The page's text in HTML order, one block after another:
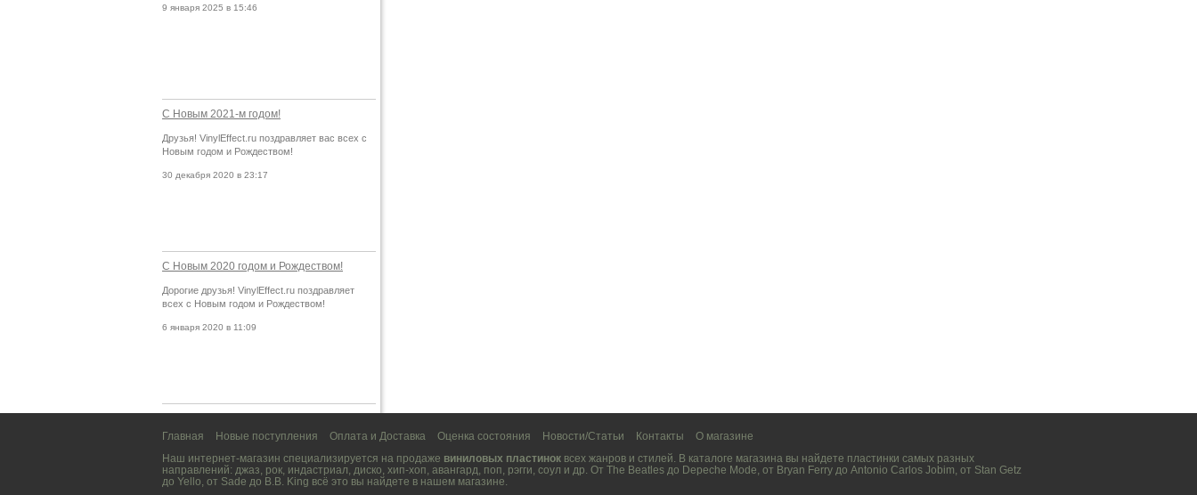
9 января 2025 в 15:46
С Новым 2021-м годом!
Друзья! VinylEffect.ru поздравляет вас всех с
Новым годом и Рождеством!
30 декабря 2020 в 23:17
С Новым 2020 годом и Рождеством!
Дорогие друзья! VinylEffect.ru поздравляет
всех с Новым годом и Рождеством!
6 января 2020 в 11:09
Главная Новые поступления Оплата и Доставка Оценка состояния Новости/Статьи Контакты
О магазине
Наш интернет-магазин специализируется на продаже виниловых пластинок всех жанров и стилей. В каталоге магазина вы найдете пластинки самых разных
направлений: джаз, рок, индастриал, диско, хип-хоп, авангард, поп, рэгги, соул и др. От The Beatles до Depeche Mode, от Bryan Ferry до Antonio Carlos Jobim, от Stan Getz
до Yello, от Sade до B.B. King всё это вы найдете в нашем магазине.